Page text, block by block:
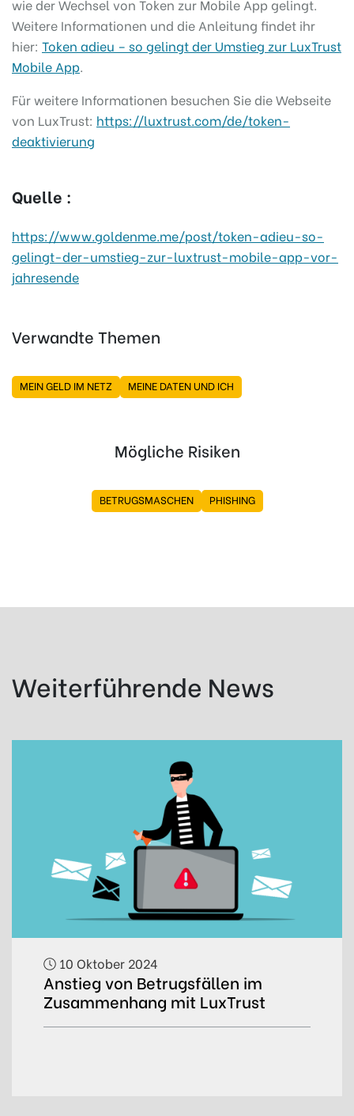
wie der Wechsel von Token zur Mobile App gelingt.
Weitere Informationen und die Anleitung findet ihr
hier: Token adieu – so gelingt der Umstieg zur LuxTrust
Mobile App.
Für weitere Informationen besuchen Sie die Webseite
von LuxTrust: https://luxtrust.com/de/token-
deaktivierung
Quelle :
https://www.goldenme.me/post/token-adieu-so-
gelingt-der-umstieg-zur-luxtrust-mobile-app-vor-
jahresende
Verwandte Themen
MEIN GELD IM NETZ MEINE DATEN UND ICH
Mögliche Risiken
BETRUGSMASCHEN PHISHING
Weiterführende News
10 Oktober 2024
Anstieg von Betrugsfällen im
Zusammenhang mit LuxTrust